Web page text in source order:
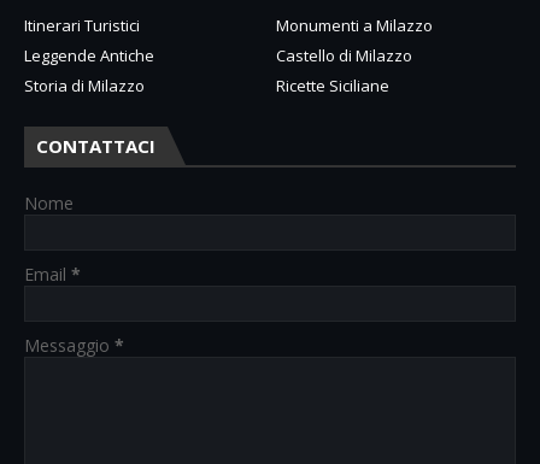
Itinerari Turistici
Monumenti a Milazzo
Leggende Antiche
Castello di Milazzo
Storia di Milazzo
Ricette Siciliane
CONTATTACI
Nome
Email *
Messaggio *